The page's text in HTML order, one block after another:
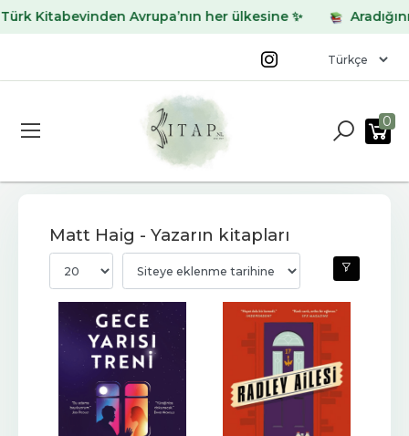
Avrupa’nın her ülkesine ✨ Aradığınız
0
Matt Haig - Yazarın kitapları